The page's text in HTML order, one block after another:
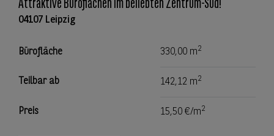
Attraktive Büroflächen im beliebten Zentrum-Süd!
04107 Leipzig
Bürofläche 330,00 m2
Teilbar ab 142,12 m2
Preis 15,50 €/m2